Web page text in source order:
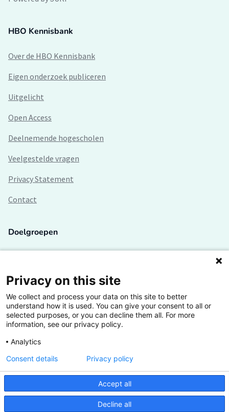
HBO Kennisbank
Over de HBO Kennisbank
Eigen onderzoek publiceren
Uitgelicht
Open Access
Deelnemende hogescholen
Veelgestelde vragen
Privacy Statement
Contact
Doelgroepen
Lectoren en onderzoekers
Bedrijven
Hogescholen
De grootste kennisbank van het HBO
Inspiratie op jouw vakgebied
Privacy on this site
We collect and process your data on this site to better
understand how it is used. You can give your consent to all or
selected purposes, or you can decline them all. For more
information, see our privacy policy.
Analytics
Accept all
Decline all
Consent details Privacy policy